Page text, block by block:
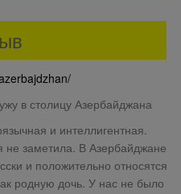
в столицу Азербайджана
и интеллигентная.
не заметила. В Азербайджане
и положительно относятся
родную дочь. У нас не было